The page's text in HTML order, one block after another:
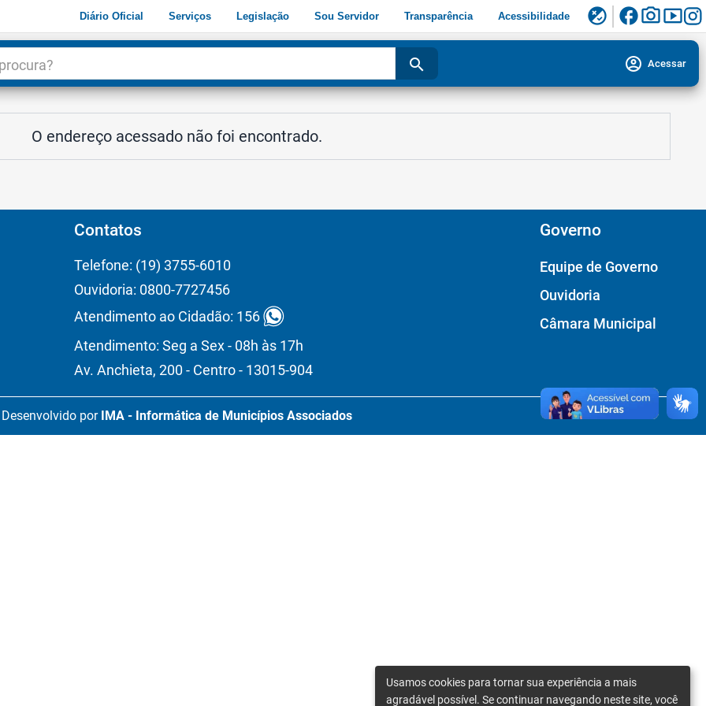
Diário Oficial Serviços Legislação Sou Servidor Transparência Acessibilidade flaky facebookphoto_camerasmart_display
search account_circle Acessar
O endereço acessado não foi encontrado.
Contatos
Telefone: (19) 3755-6010
Ouvidoria: 0800-7727456
Atendimento ao Cidadão: 156
Atendimento: Seg a Sex - 08h às 17h
Av. Anchieta, 200 - Centro - 13015-904
Governo
Equipe de Governo
Ouvidoria
Câmara Municipal
Desenvolvido por IMA - Informática de Municípios Associados
Usamos cookies para tornar sua experiência a mais
agradável possível. Se continuar navegando neste site, você